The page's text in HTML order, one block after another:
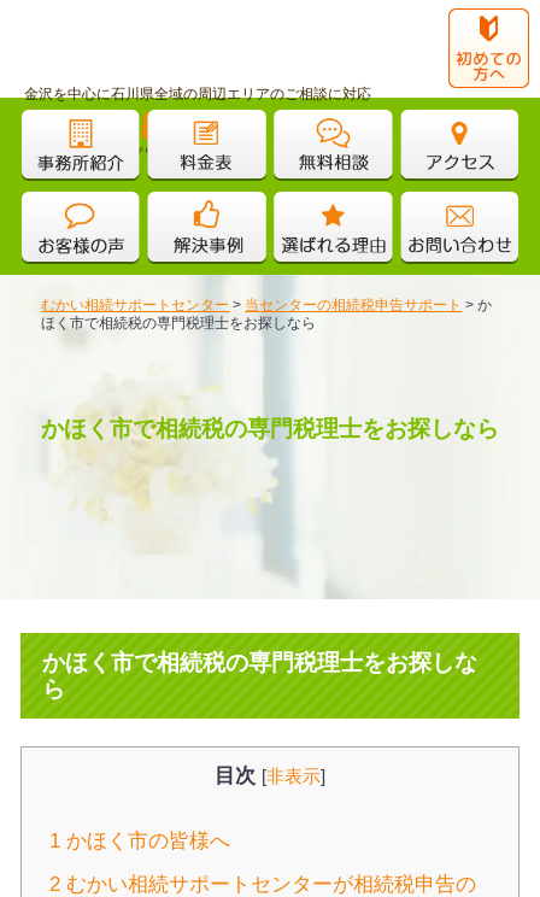
金沢を中心に石川県全域の周辺エリアのご相談に対応
運営：むかいアドバイザリーグループ
むかい相続サポートセンター > 当センターの相続税申告サポート >か
ほく市で相続税の専門税理士をお探しなら
かほく市で相続税の専門税理士をお探しなら
かほく市で相続税の専門税理士をお探しな
ら
目次 [非表示]
1 かほく市の皆様へ
2 むかい相続サポートセンターが相続税申告の